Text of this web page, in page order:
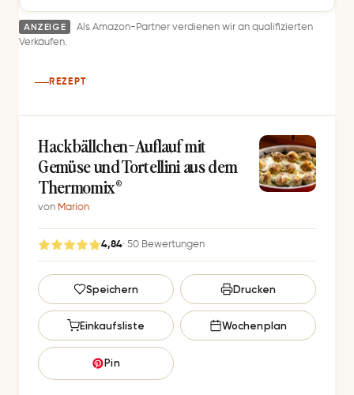
ANZEIGE
Als Amazon-Partner verdienen wir an qualifizierten
Verkäufen.
REZEPT
Hackbällchen-Auflauf mit
Gemüse und Tortellini aus dem
Thermomix®
von Marion
4,84· 50 Bewertungen
G
e
s
e
Speichern Drucken
Einkaufsliste Wochenplan
Pin